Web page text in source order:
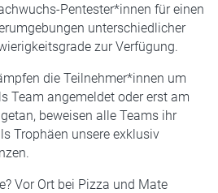
Pentester*innen für einen
unterschiedlicher
zur Verfügung.
die Teilnehmer*innen um
Team angemeldet oder erst am
beweisen alle Teams ihr
Trophäen unsere exklusiv
Vor Ort bei Pizza und Mate